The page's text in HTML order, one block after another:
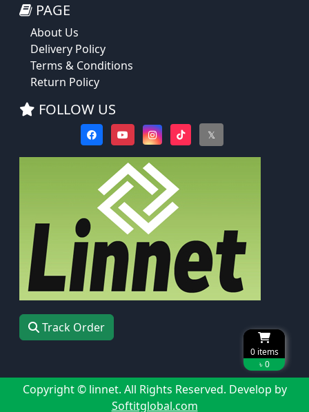
0items
৳ 0
PAGE
About Us
Delivery Policy
Terms & Conditions
Return Policy
FOLLOW US
𝕏
Track Order
Copyright © linnet. All Rights Reserved. Develop by
Softitglobal.com